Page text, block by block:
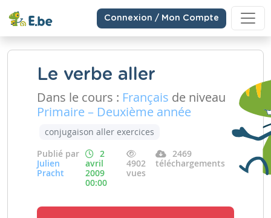
Connexion / Mon Compte
Le verbe aller
Dans le cours : Français de niveau
Primaire – Deuxième année
conjugaison aller exercices
Publié par
Julien
Pracht
2
avril
2009
00:00
4902
vues
2469
téléchargements